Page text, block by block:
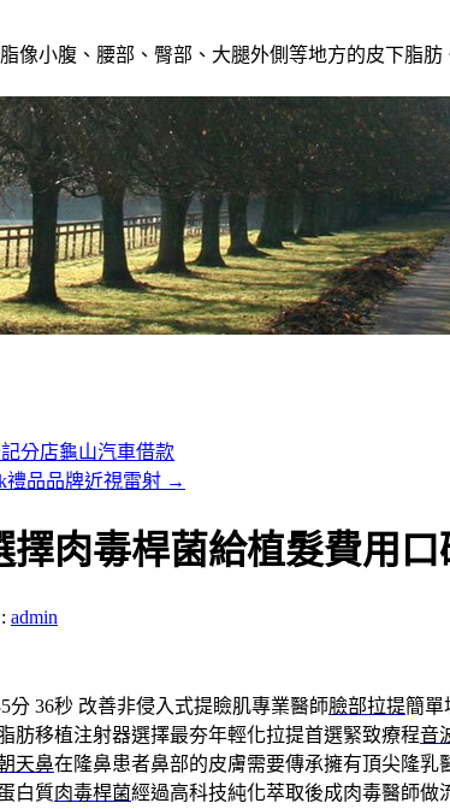
像小腹、腰部、臀部、大腿外側等地方的皮下脂
分店龜山汽車借款
禮品品牌近視雷射 →
擇肉毒桿菌給植髮費用
admin
分 36秒 改善非侵入式提瞼肌專業醫師臉部拉提簡單
肪移植注射器選擇最夯年輕化拉提首選緊致療程音
天鼻在隆鼻患者鼻部的皮膚需要傳承擁有頂尖隆乳
白質肉毒桿菌經過高科技純化萃取後成肉毒醫師做